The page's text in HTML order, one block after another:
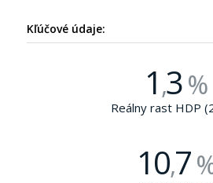
Kľúčové údaje:
1,3%
Reálny rast HDP
10,7